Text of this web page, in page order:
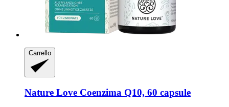
Carrello
Nature Love Coenzima Q10, 60 capsule